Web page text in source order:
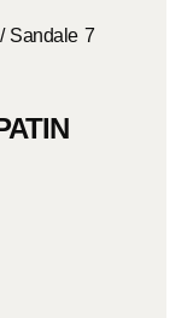
/ Sandale 7